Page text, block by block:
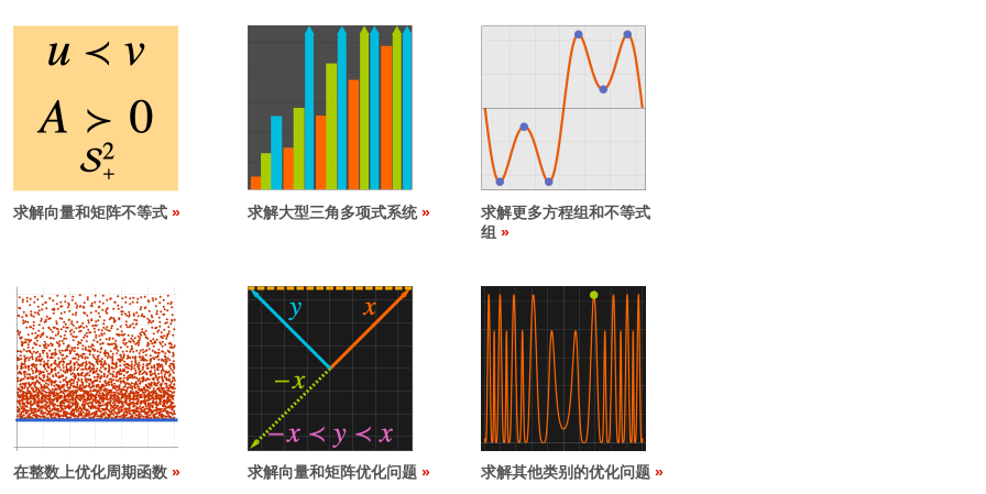
求解向量和矩阵不等式 求解大型三角多项式系统
求解更多方程组和不等式
组
在整数上优化周期函数 求解向量和矩阵优化问题 求解其他类别的优化问题